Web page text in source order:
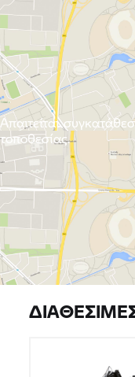
Απαιτείται
τοποθεσίας.